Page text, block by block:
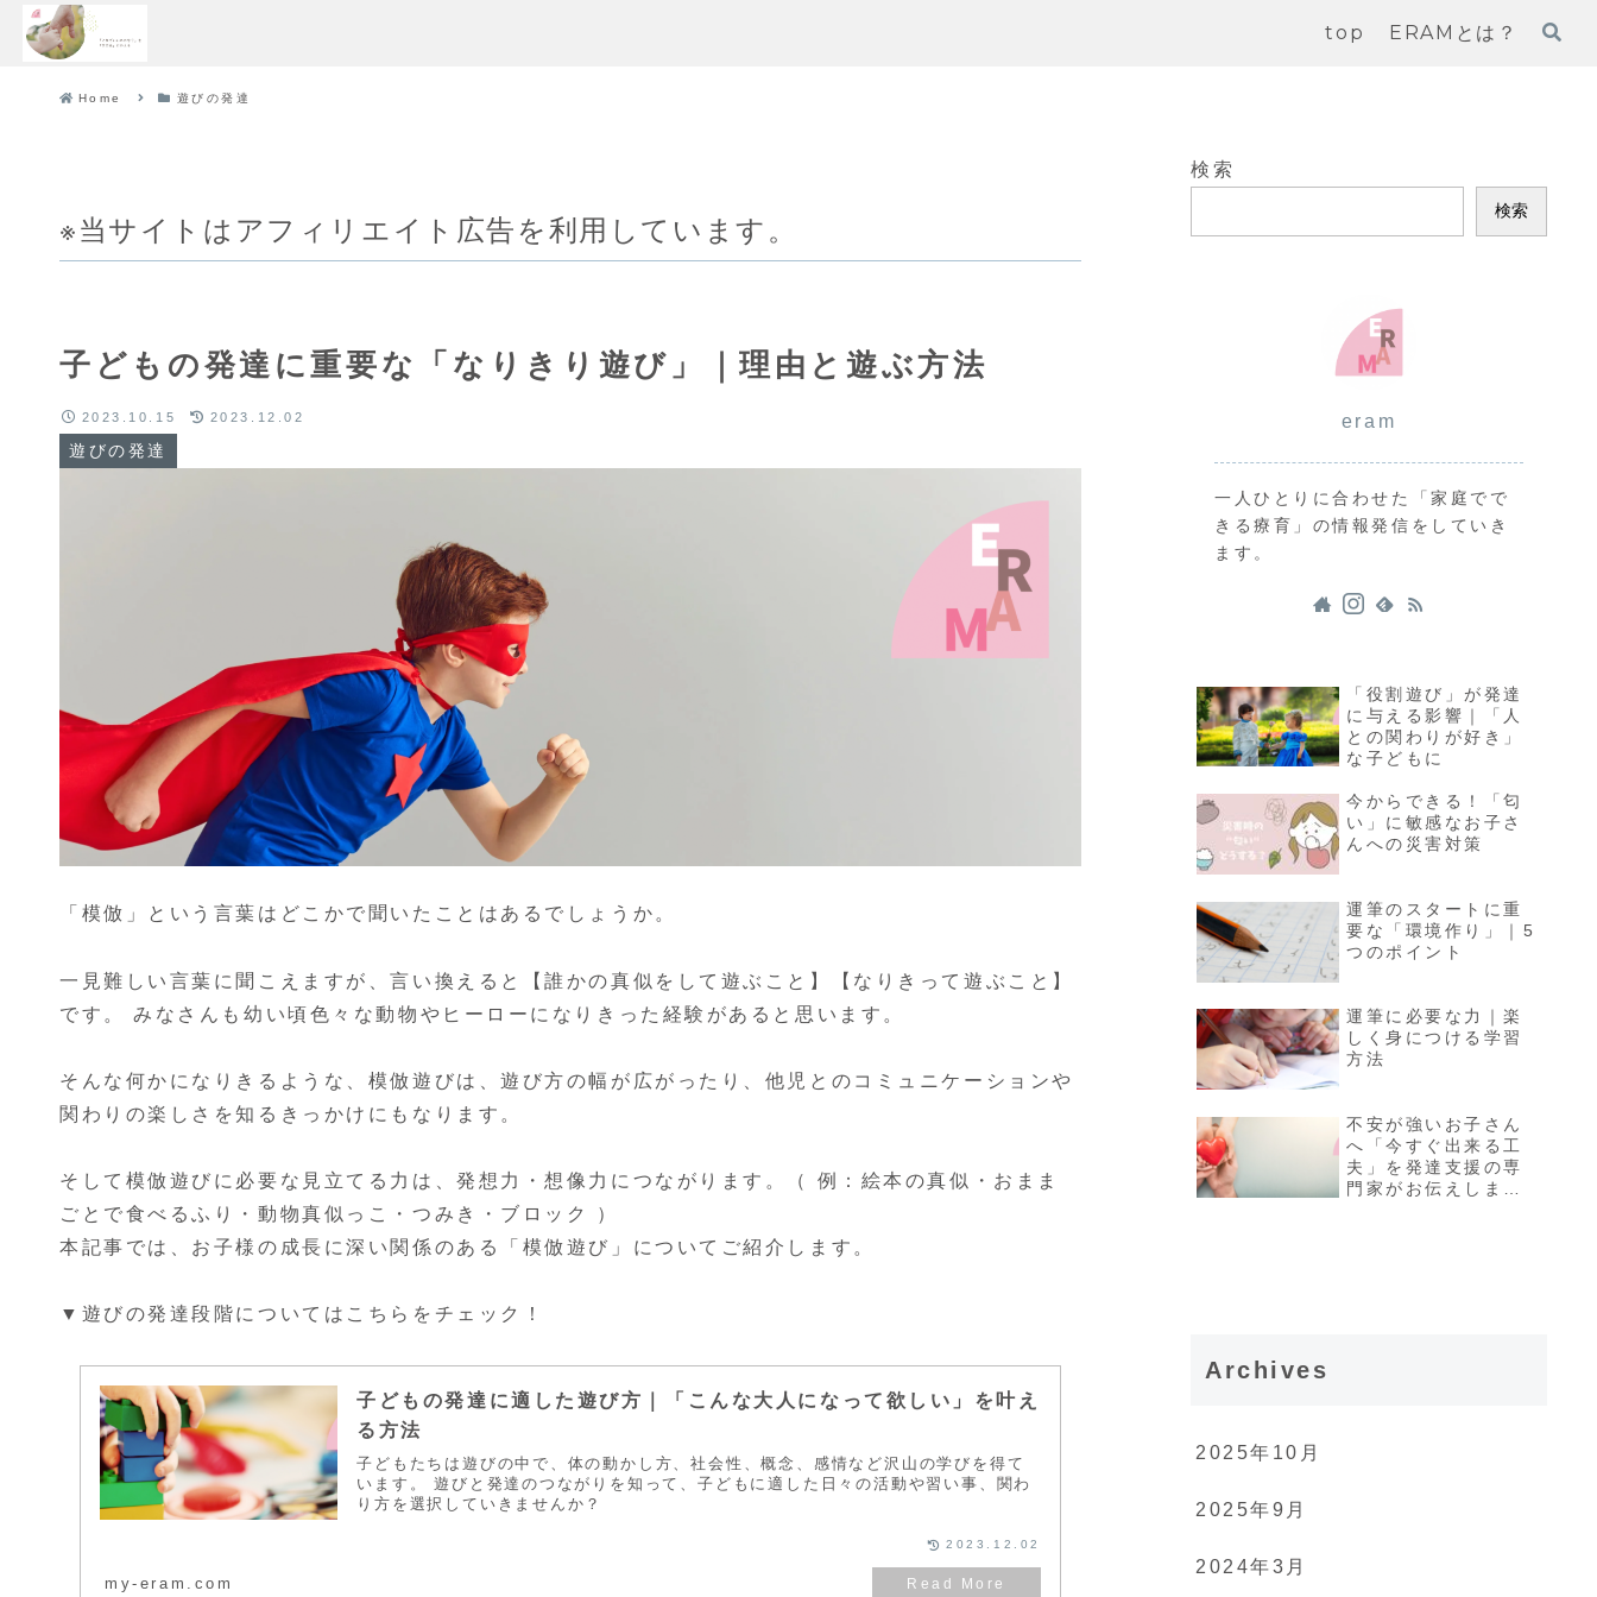
top ERAMとは？
Home 遊びの発達
子どもの発達に重要な「なりきり遊び」｜理由と遊ぶ方法
※当サイトはアフィリエイト広告を利用しています。
遊びの発達
2023.10.15 2023.12.02
「模倣」という言葉はどこかで聞いたことはあるでしょうか。
一見難しい言葉に聞こえますが、言い換えると【誰かの真似をして遊ぶこと】【なりきって遊ぶこと】
です。 みなさんも幼い頃色々な動物やヒーローになりきった経験があると思います。
そんな何かになりきるような、模倣遊びは、遊び方の幅が広がったり、他児とのコミュニケーションや
関わりの楽しさを知るきっかけにもなります。
そして模倣遊びに必要な見立てる力は、発想力・想像力につながります。（ 例：絵本の真似・おまま
ごとで食べるふり・動物真似っこ・つみき・ブロック ）
本記事では、お子様の成長に深い関係のある「模倣遊び」についてご紹介します。
▼遊びの発達段階についてはこちらをチェック！
子どもの発達に適した遊び方｜「こんな大人になって欲しい」を叶え
る方法
子どもたちは遊びの中で、体の動かし方、社会性、概念、感情など沢山の学びを得て
います。 遊びと発達のつながりを知って、子どもに適した日々の活動や習い事、関わ
り方を選択していきませんか？
my-eram.com
2023.12.02
検索
検索
eram
一人ひとりに合わせた「家庭でで
きる療育」の情報発信をしていき
ます。
「役割遊び」が発達
に与える影響｜「人
との関わりが好き」
な子どもに
今からできる！「匂
い」に敏感なお子さ
んへの災害対策
運筆のスタートに重
要な「環境作り」｜5
つのポイント
運筆に必要な力｜楽
しく身につける学習
方法
不安が強いお子さん
へ「今すぐ出来る工
夫」を発達支援の専
門家がお伝えしま
Archives
2025年10月
2025年9月
2024年3月